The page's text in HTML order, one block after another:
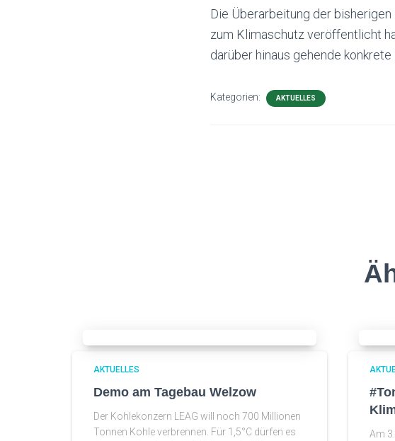
Die Überarbeitung der
zum Klimaschutz veröffentlicht
darüber hinaus gehende
Kategorien: AKTUELLES
AKTUELLES
Demo am Tagebau Welzow
Der Kohlekonzern LEAG will noch 700 Millionen
Tonnen Kohle verbrennen. Für 1,5°C dürfen es
Am